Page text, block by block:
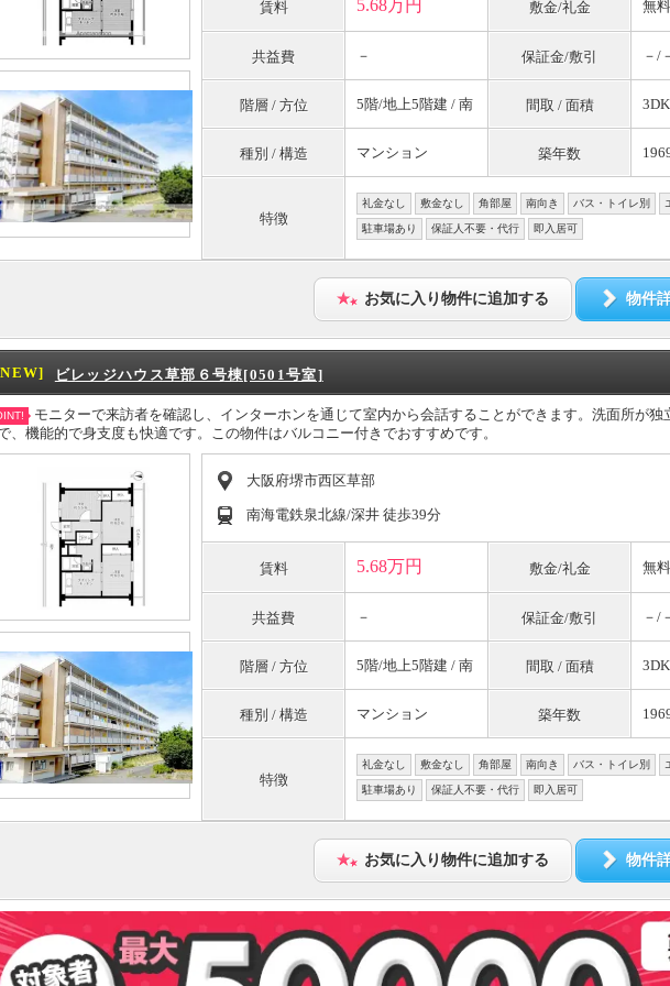
賃料 5.68万円 敷金/礼金 無料
共益費 － 保証金/敷引 －/
階層 / 方位 5階/地上5階建 / 南 間取 / 面積
種別 / 構造 マンション 築年数
特徴
礼金なし 敷金なし 角部屋 南向き バス・トイレ別
駐車場あり 保証人不要・代行 即入居可
お気に入り物件に追加する 物件
ビレッジハウス草部６号棟[0501号室]
モニターで来訪者を確認し、インターホンを通じて室内から会話することができます。洗面所が独
、機能的で身支度も快適です。この物件はバルコニー付きでおすすめです。
大阪府堺市西区草部
南海電鉄泉北線/深井 徒歩39分
賃料 5.68万円 敷金/礼金 無料
共益費 － 保証金/敷引 －/
階層 / 方位 5階/地上5階建 / 南 間取 / 面積
種別 / 構造 マンション 築年数
特徴
礼金なし 敷金なし 角部屋 南向き バス・トイレ別
駐車場あり 保証人不要・代行 即入居可
お気に入り物件に追加する 物件